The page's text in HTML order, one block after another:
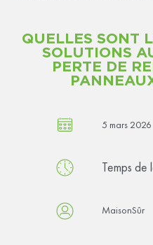
QUELLES SONT
SOLUTIONS
PERTE DE
5 mars 2026
Temps de
MaisonSûr